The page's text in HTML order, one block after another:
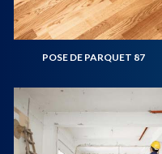
POSE DE PARQUET 87